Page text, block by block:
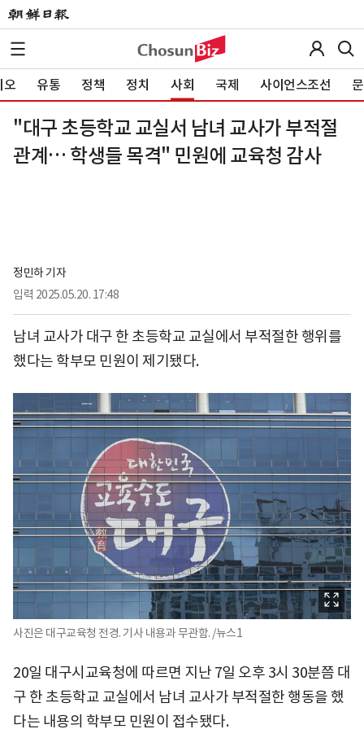
오 유통 정책 정치 사회 국제 사이언스조선
"대구 초등학교 교실서 남녀 교사가 부적절
관계… 학생들 목격" 민원에 교육청 감사
정민하 기자
입력 2025.05.20. 17:48
남녀 교사가 대구 한 초등학교 교실에서 부적절한 행위를
했다는 학부모 민원이 제기됐다.
사진은 대구교육청 전경. 기사 내용과 무관함. /뉴스1
20일 대구시교육청에 따르면 지난 7일 오후 3시 30분쯤 대
구 한 초등학교 교실에서 남녀 교사가 부적절한 행동을 했
다는 내용의 학부모 민원이 접수됐다.